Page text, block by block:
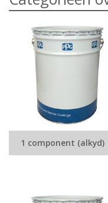
1 component (alkyd)